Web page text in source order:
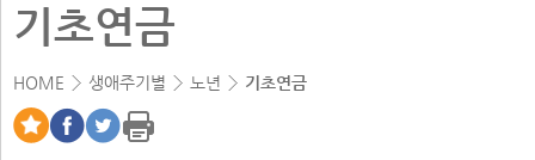
기초연금
HOME 생애주기별 노년 기초연금